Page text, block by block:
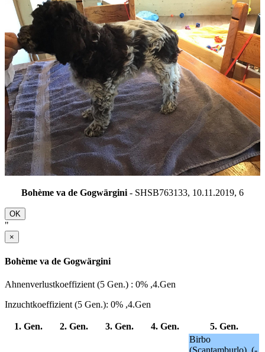
Bohème va de Gogwärgini - SHSB763133, 10.11.2019, 6
OK
"
×
Bohème va de Gogwärgini
Ahnenverlustkoeffizient (5 Gen.) : 0% ,4.Gen
Inzuchtkoeffizient (5 Gen.): 0% ,4.Gen
1. Gen. 2. Gen. 3. Gen. 4. Gen.
5. Gen.
Birbo
(Scantamburlo), (-